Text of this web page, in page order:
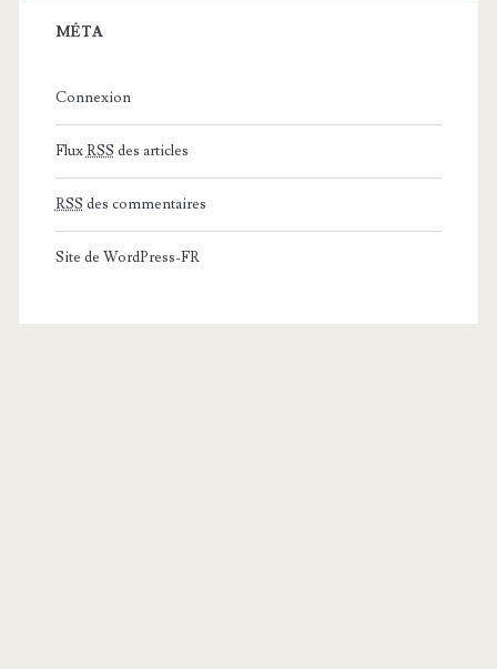
MÉTA
Connexion
FluxRSS des articles
RSS des commentaires
Site de WordPress-FR